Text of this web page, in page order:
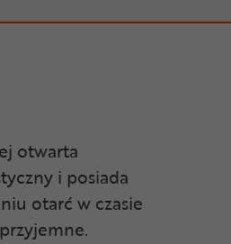
otwarta
i posiada
otarć w czasie